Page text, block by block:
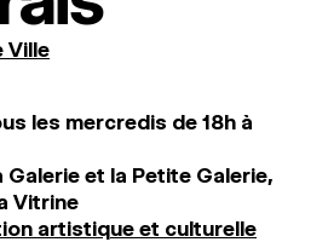
Ville
les mercredis de 18h à
et la Petite Galerie,
Vitrine
artistique et culturelle